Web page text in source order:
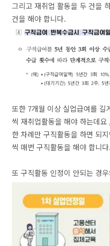
그리고 재취업 활동을 두 건을
건을 해야 합니다.
또한 7개월 이상 실업급여를 길
씩 재취업활동을 해야 하는데
한 차례만 구직활동을 하면 되
씩 매번 구직활동을 해야 합니다.
또 구직활동 인정이 안되는 경